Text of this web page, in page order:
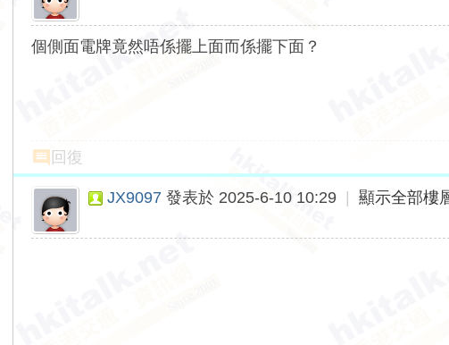
個側面電牌竟然唔係擺上面而係擺下面？
回復
JX9097 發表於 2025-6-10 10:29 顯示全部樓